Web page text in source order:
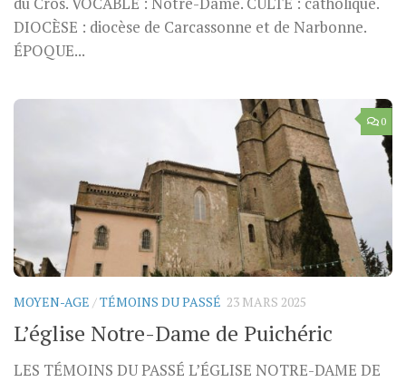
DIOCÈSE : diocèse de Carcassonne et de Narbonne.
ÉPOQUE...
0
MOYEN-AGE /TÉMOINS DU PASSÉ 23 MARS 2025
L’église Notre-Dame de Puichéric
LES TÉMOINS DU PASSÉ L’ÉGLISE NOTRE-DAME DE